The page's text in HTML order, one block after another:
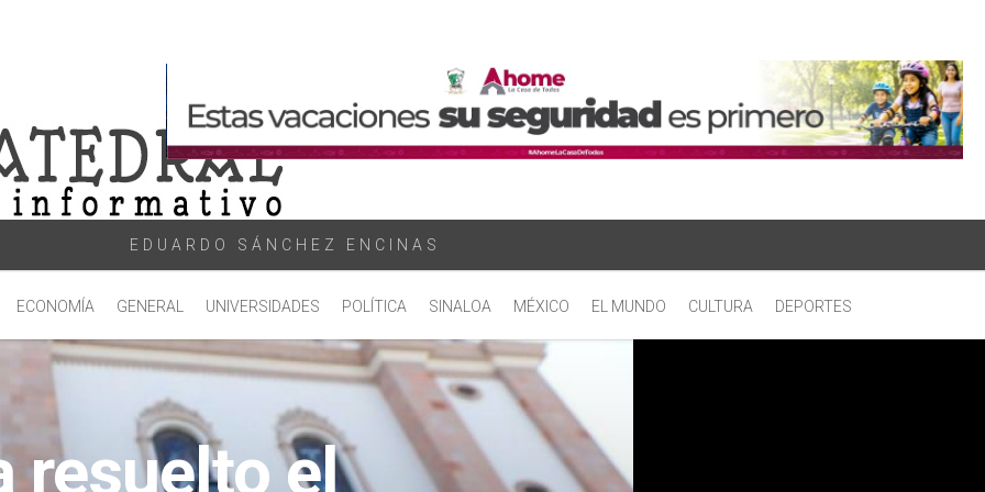
EDUARDO SÁNCHEZ ENCINAS
ECONOMÍA GENERAL UNIVERSIDADES POLÍTICA SINALOA MÉXICO EL MUNDO CULTURA DEPORTES
resuelto el